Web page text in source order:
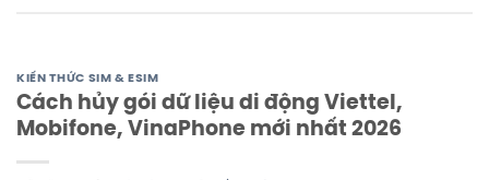
KIẾN THỨC SIM & ESIM
Cách hủy gói dữ liệu di động Viettel,
Mobifone, VinaPhone mới nhất 2026